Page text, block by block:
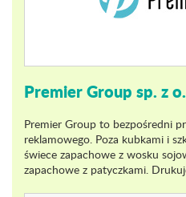
Premier Group sp. z
Premier Group to bezpośredni
reklamowego. Poza kubkami i
świece zapachowe z wosku
zapachowe z patyczkami.